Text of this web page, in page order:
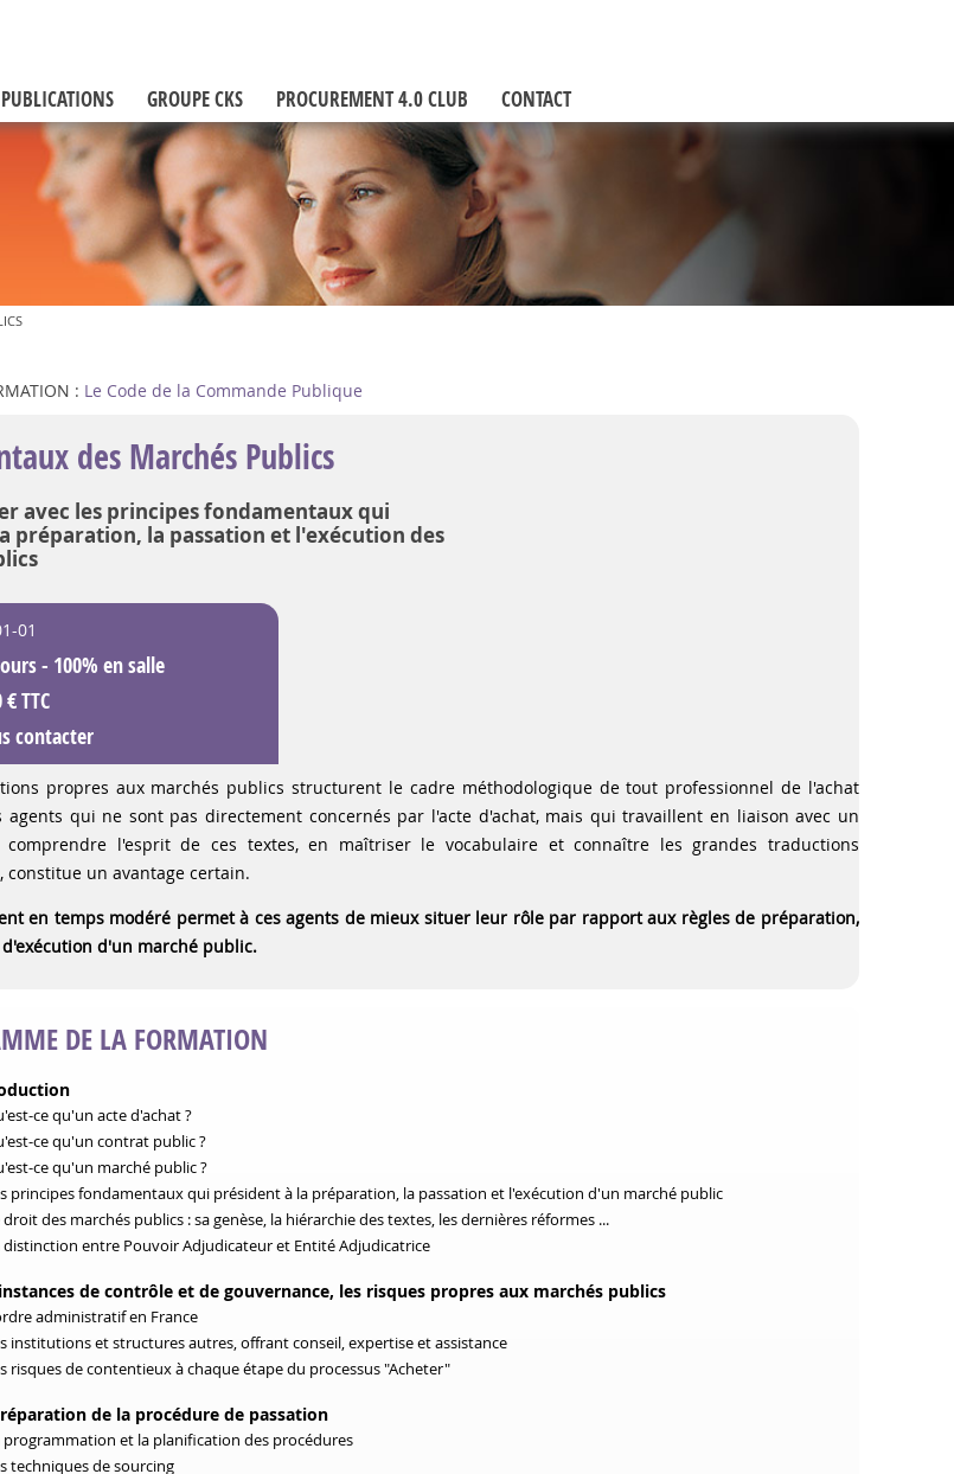
PUBLICATIONS GROUPE CKS PROCUREMENT 4.0 CLUB CONTACT
: Le Code de la Commande Publique
des Marchés Publics
avec les principes fondamentaux qui
préparation, la passation et l'exécution des
01
- 100% en salle
TTC
contacter
propres aux marchés publics structurent le cadre méthodologique de tout professionnel de l'achat
agents qui ne sont pas directement concernés par l'acte d'achat, mais qui travaillent en liaison avec un
comprendre l'esprit de ces textes, en maîtriser le vocabulaire et connaître les grandes traductions
constitue un avantage certain.
en temps modéré permet à ces agents de mieux situer leur rôle par rapport aux règles de préparation,
d'un marché public.
DE LA FORMATION
ce qu'un acte d'achat ?
ce qu'un contrat public ?
ce qu'un marché public ?
principes fondamentaux qui président à la préparation, la passation et l'exécution d'un marché public
droit des marchés publics : sa genèse, la hiérarchie des textes, les dernières réformes ...
distinction entre Pouvoir Adjudicateur et Entité Adjudicatrice
de contrôle et de gouvernance, les risques propres aux marchés publics
administratif en France
institutions et structures autres, offrantconseil, expertise et assistance
risques de contentieux à chaque étape du processus "Acheter"
de la procédure de passation
programmation et la planification des procédures
techniques de sourcing